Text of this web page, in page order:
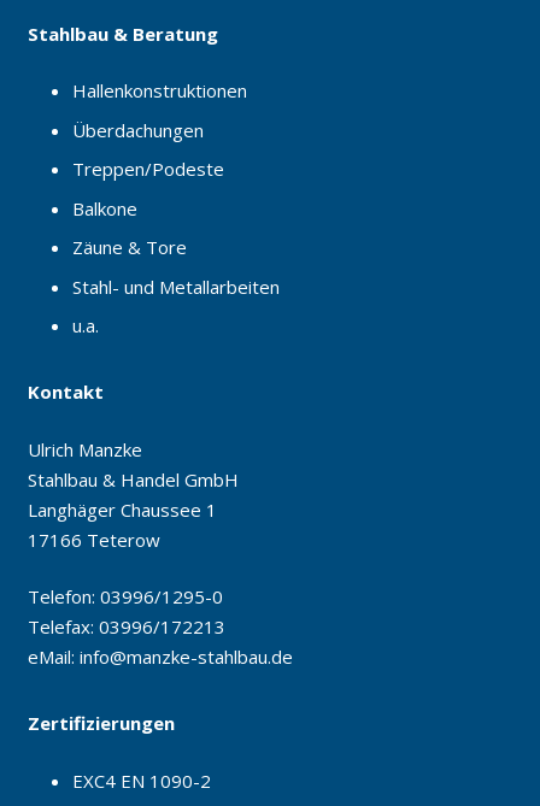
Stahlbau & Beratung
Hallenkonstruktionen
Überdachungen
Treppen/Podeste
Balkone
Zäune & Tore
Stahl- und Metallarbeiten
u.a.
Kontakt
Ulrich Manzke
Stahlbau & Handel GmbH
Langhäger Chaussee 1
17166 Teterow
Telefon: 03996/1295-0
Telefax: 03996/172213
eMail: info@manzke-stahlbau.de
Zertifizierungen
EXC4 EN 1090-2